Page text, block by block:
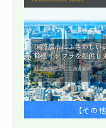
【その